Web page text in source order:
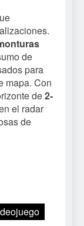
de
para
mapa. Con
de2-
el radar
de